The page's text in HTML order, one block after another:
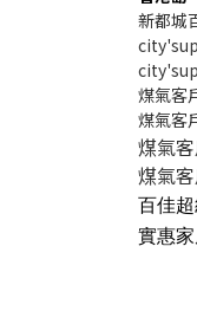
新都城
煤氣客
煤氣客
煤氣
煤氣
百佳
實惠